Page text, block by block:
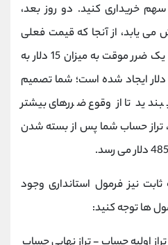
هر سهم خریداری کنید. دو روز بعد،
دلار کاهش می یابد، از آنجا که قیمت فعلی
پایین ‌تر از قیمت خرید است، یک ضرر موقت به میزان 15 دلار به
یا مجموعاً 150 دلار ایجاد شده است؛ شما تصمیم
تا از وقوع ضررهای بیشتر
تراز حساب شما پس از بسته شدن
نیز فرمول استانداری وجود
ها توجه کنید: